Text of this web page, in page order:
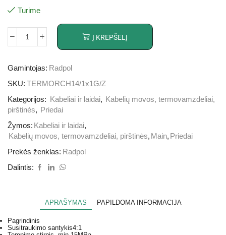
Turime
Į KREPŠELĮ
Gamintojas: Radpol
SKU: TERMORCH14/1x1G/Z
Kategorijos:
Kabeliai ir laidai, Kabelių movos, termovamzdeliai,
pirštinės, Priedai
Žymos: Kabeliai ir laidai,
Kabelių movos, termovamzdeliai, pirštinės, Main, Priedai
Prekės ženklas: Radpol
Dalintis:
APRAŠYMAS PAPILDOMA INFORMACIJA
Pagrindinis
Susitraukimo santykis4:1